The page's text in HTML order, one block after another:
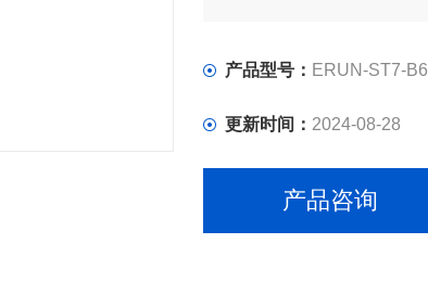
产品型号： ERUN-ST7-B6
更新时间： 2024-08-28
产品咨询